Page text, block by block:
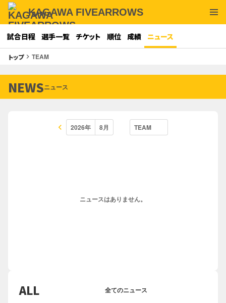
KAGAWA FIVEARROWS
試合日程 選手一覧 チケット 順位 成績 ニュース
トップkeyboard_arrow_right TEAM
NEWSニュース
keyboard_arrow_left
ニュースはありません。
ALL 全てのニュース